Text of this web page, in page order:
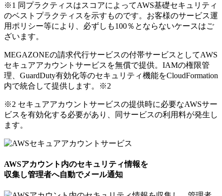
※1 同プラクティスはスコアによってAWS基礎セキュリティ
のベストプラクティスを示すものです。お客様のサービス運
用ポリシー等により、必ずしも100％とならないケースはご
ざいます。
MEGAZONEの請求代行サービスの付帯サービスとしてAWS
セキュアアカウントサービスを無償で提供。IAMの権限管
理、GuardDuty有効化等のセキュリティ機能をCloudFormation
内で統合して提供します。
※2
※2 セキュアアカウントサービスの提供時に必要なAWSサー
ビスを有効化する必要があり、同サービスの利用料が発生し
ます。
AWSアカウント内のセキュリティ情報を
収集し管理者へ自動でメール通知